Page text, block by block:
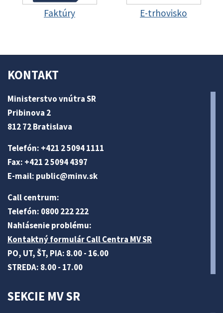
Faktúry E-trhovisko
KONTAKT
Ministerstvo vnútra SR
Pribinova 2
812 72 Bratislava
Telefón: +421 2 5094 1111
Fax: +421 2 5094 4397
E-mail: public@minv.sk
Call centrum:
Telefón: 0800 222 222
Nahlásenie problému:
Kontaktný formulár Call Centra MV SR
PO, UT, ŠT, PIA: 8.00 - 16.00
STREDA: 8.00 - 17.00
SEKCIE MV SR